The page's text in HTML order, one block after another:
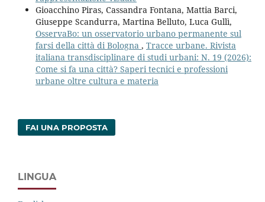
Gioacchino Piras, Cassandra Fontana, Mattia Barci,
Giuseppe Scandurra, Martina Belluto, Luca Gullì,
OsservaBo: un osservatorio urbano permanente sul
farsi della città di Bologna , Tracce urbane. Rivista
italiana transdisciplinare di studi urbani: N. 19 (2026):
Come si fa una città? Saperi tecnici e professioni
urbane oltre cultura e materia
FAI UNA PROPOSTA
LINGUA